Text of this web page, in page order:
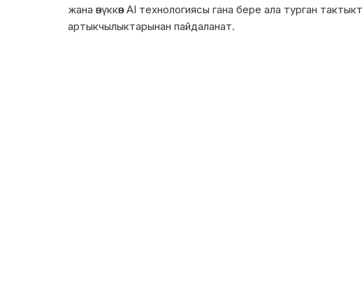
жана өнүккөн AI технологиясы гана бере ала турган
артыкчылыктарынан пайдаланат.